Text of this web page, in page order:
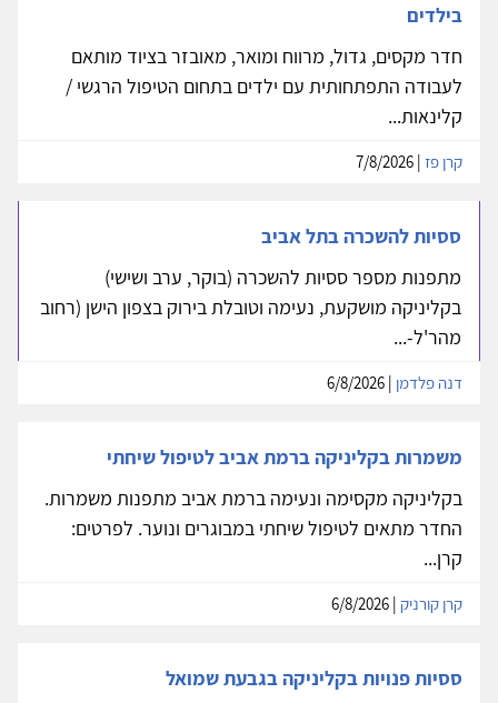
בילדים
חדר מקסים, גדול, מרווח ומואר, מאובזר בציוד מותאם
לעבודה התפתחותית עם ילדים בתחום הטיפול הרגשי /
קלינאות...
קרן פז
ססיות להשכרה בתל אביב
מתפנות מספר ססיות להשכרה (בוקר, ערב ושישי)
בקליניקה מושקעת, נעימה וטובלת בירוק בצפון הישן (רחוב
מהר'ל-...
דנה פלדמן
משמרות בקליניקה ברמת אביב לטיפול שיחתי
בקליניקה מקסימה ונעימה ברמת אביב מתפנות משמרות.
החדר מתאים לטיפול שיחתי במבוגרים ונוער. לפרטים:
קרן...
קרן קורניק
ססיות פנויות בקליניקה בגבעת שמואל